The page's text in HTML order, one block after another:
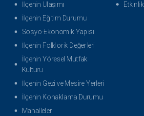
İlçenin Ulaşımı
İlçenin Eğitim Durumu
Sosyo-Ekonomik Yapısı
İlçenin Folklorik Değerleri
İlçenin Yöresel Mutfak
Kültürü
İlçenin Gezi ve Mesire Yerleri
İlçenin Konaklama Durumu
Mahalleler